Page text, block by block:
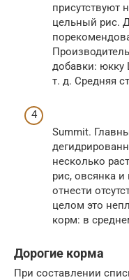
присутствуют
цельный рис.
добавки: юкку
т. д. Средняя
Summit.
несколько
рис, овсянка
отнести
целом это
корм: в
Дорогие корма
При составлении